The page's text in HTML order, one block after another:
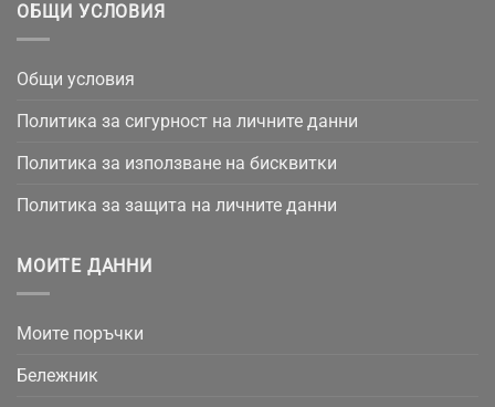
ОБЩИ УСЛОВИЯ
Общи условия
Политика за сигурност на личните данни
Политика за използване на бисквитки
Политика за защита на личните данни
МОИТЕ ДАННИ
Моите поръчки
Бележник